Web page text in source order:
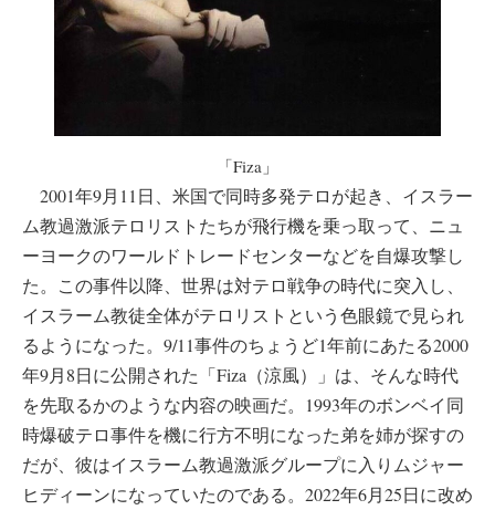
「Fiza」
2001年9月11日、米国で同時多発テロが起き、イスラー
ム教過激派テロリストたちが飛行機を乗っ取って、ニュ
ーヨークのワールドトレードセンターなどを自爆攻撃し
た。この事件以降、世界は対テロ戦争の時代に突入し、
イスラーム教徒全体がテロリストという色眼鏡で見られ
るようになった。9/11事件のちょうど1年前にあたる2000
年9月8日に公開された「Fiza（涼風）」は、そんな時代
を先取るかのような内容の映画だ。1993年のボンベイ同
時爆破テロ事件を機に行方不明になった弟を姉が探すの
だが、彼はイスラーム教過激派グループに入りムジャー
ヒディーンになっていたのである。2022年6月25日に改め